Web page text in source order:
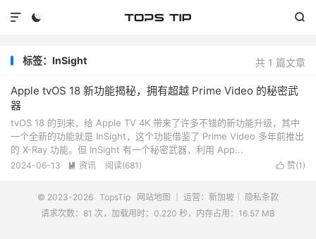
 

共 1 篇文章
标签：InSight
Apple tvOS 18 新功能揭秘，拥有超越 Prime Video 的秘密武
器
tvOS 18 的到来，给 Apple TV 4K 带来了许多不错的新功能升级，其中
一个全新的功能就是 InSight，这个功能借鉴了 Prime Video 多年前推出
的 X-Ray 功能。但 InSight 有一个秘密武器，利用 App...
 赞(1 )
2024-06-13  资讯 阅读(681 )
© 2023-2026 TopsTip 网站地图 ｜ 运营：新加坡｜
隐私条款
请求次数：81 次，加载用时：0.220 秒，内存占用：16.57 MB